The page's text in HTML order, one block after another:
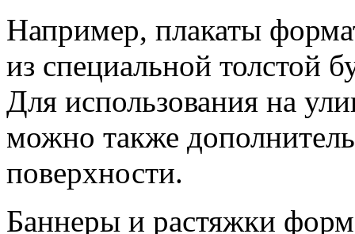
Например, плакаты
из специальной толстой
Для использования на
можно также
поверхности.
Баннеры и растяжки